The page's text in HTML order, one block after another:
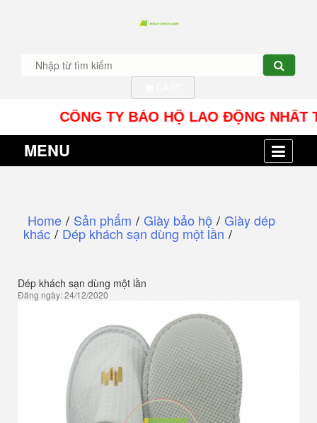
CÔNG TY BẢO HỘ LAO ĐỘNG NHÂT
MENU
Home / Sản phẩm / Giày bảo hộ / Giày dép
khác / Dép khách sạn dùng một lần /
Dép khách sạn dùng một lần
Đăng ngày: 24/12/2020